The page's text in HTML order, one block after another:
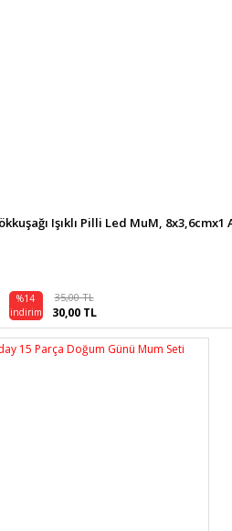
Işıklı Pilli Led MuM, 8x3,6cmx1
%14
indirim
35,00 TL
30,00 TL